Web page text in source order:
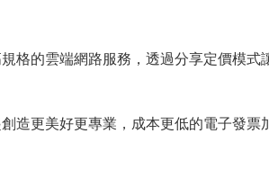
格的雲端網路服務，透過分享定價模式
造更美好更專業，成本更低的電子發票